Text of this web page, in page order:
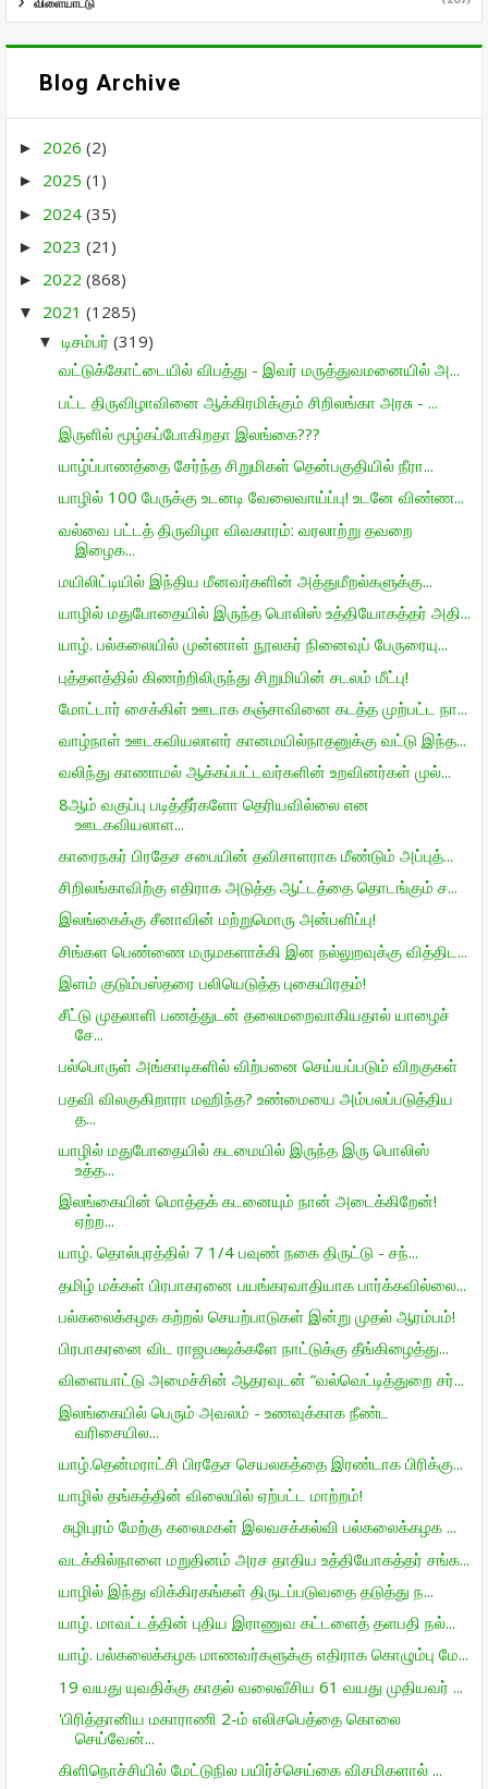
Blog Archive
► 2026 (2)
► 2025 (1)
► 2024 (35)
► 2023 (21)
► 2022 (868)
▼ 2021 (1285)
▼ டிசம்பர் (319)
வட்டுக்கோட்டையில் விபத்து - இவர் மருத்துவமனையில் அ...
பட்ட திருவிழாவினை ஆக்கிரமிக்கும் சிறிலங்கா அரசு - ...
இருளில் மூழ்கப்போகிறதா இலங்கை???
யாழ்ப்பாணத்தை சேர்ந்த சிறுமிகள் தென்பகுதியில் நீரா...
யாழில் 100 பேருக்கு உடனடி வேலைவாய்ப்பு! உடனே விண்ண...
வல்வை பட்டத் திருவிழா விவகாரம்: வரலாற்று தவறை
இழைக...
மயிலிட்டியில் இந்திய மீனவர்களின் அத்துமீறல்களுக்கு...
யாழில் மதுபோதையில் இருந்த பொலிஸ் உத்தியோகத்தர் அதி...
யாழ். பல்கலையில் முன்னாள் நூலகர் நினைவுப் பேருரையு...
புத்தளத்தில் கிணற்றிலிருந்து சிறுமியின் சடலம் மீட்பு!
மோட்டார் சைக்கிள் ஊடாக கஞ்சாவினை கடத்த முற்பட்ட நா...
வாழ்நாள் ஊடகவியலாளர் கானமயில்நாதனுக்கு வட்டு இந்த...
வலிந்து காணாமல் ஆக்கப்பட்டவர்களின் உறவினர்கள் முல்...
8ஆம் வகுப்பு படித்தீர்களோ தெரியவில்லை என
ஊடகவியலாள...
காரைநகர் பிரதேச சபையின் தவிசாளராக மீண்டும் அப்புத்...
சிறிலங்காவிற்கு எதிராக அடுத்த ஆட்டத்தை தொடங்கும் ச...
இலங்கைக்கு சீனாவின் மற்றுமொரு அன்பளிப்பு!
சிங்கள பெண்ணை மருமகளாக்கி இன நல்லுறவுக்கு வித்திட...
இளம் குடும்பஸ்தரை பலியெடுத்த புகையிரதம்!
சீட்டு முதலாளி பணத்துடன் தலைமறைவாகியதால் யாழைச்
சே...
பல்பொருள் அங்காடிகளில் விற்பனை செய்யப்படும் விறகுகள்
பதவி விலகுகிறாரா மஹிந்த? உண்மையை அம்பலப்படுத்திய
த...
யாழில் மதுபோதையில் கடமையில் இருந்த இரு பொலிஸ்
உத்த...
இலங்கையின் மொத்தக் கடனையும் நான் அடைக்கிறேன்!
ஏற்ற...
யாழ். தொல்புரத்தில் 7 1/4 பவுண் நகை திருட்டு - சந்...
தமிழ் மக்கள் பிரபாகரனை பயங்கரவாதியாக பார்க்கவில்லை...
பல்கலைக்கழக கற்றல் செயற்பாடுகள் இன்று முதல் ஆரம்பம்!
பிரபாகரனை விட ராஜபக்ஷக்களே நாட்டுக்கு தீங்கிழைத்து...
விளையாட்டு அமைச்சின் ஆதரவுடன் “வல்வெட்டித்துறை சர்...
இலங்கையில் பெரும் அவலம் - உணவுக்காக நீண்ட
வரிசையில...
யாழ்.தென்மராட்சி பிரதேச செயலகத்தை இரண்டாக பிரிக்கு...
யாழில் தங்கத்தின் விலையில் ஏற்பட்ட மாற்றம்!
சுழிபுரம் மேற்கு கலைமகள் இலவசக்கல்வி பல்கலைக்கழக ...
வடக்கில்நாளை மறுதினம் அரச தாதிய உத்தியோகத்தர் சங்க...
யாழில் இந்து விக்கிரகங்கள் திருடப்படுவதை தடுத்து ந...
யாழ். மாவட்டத்தின் புதிய இராணுவ கட்டளைத் தளபதி நல்...
யாழ். பல்கலைக்கழக மாணவர்களுக்கு எதிராக கொழும்பு மே...
19 வயது யுவதிக்கு காதல் வலைவீசிய 61 வயது முதியவர் ...
'பிரித்தானிய மகாராணி 2-ம் எலிசபெத்தை கொலை
செய்வேன்...
கிளிநொச்சியில் மேட்டுநில பயிர்ச்செய்கை விசமிகளால் ...